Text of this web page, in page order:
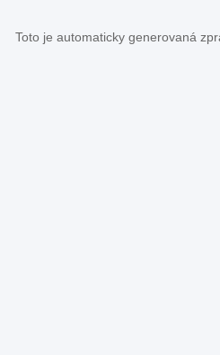
Toto je automaticky generovaná